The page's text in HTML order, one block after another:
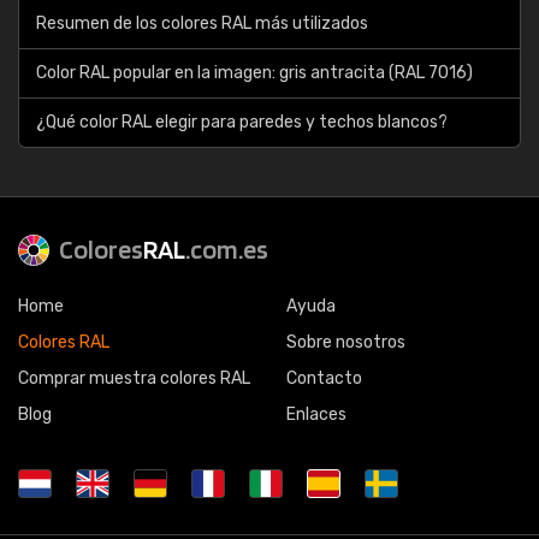
Resumen de los colores RAL más utilizados
Color RAL popular en la imagen: gris antracita (RAL 7016)
¿Qué color RAL elegir para paredes y techos blancos?
ColoresRAL.com.es
Home
Colores RAL
Comprar muestra colores RAL
Blog
Ayuda
Sobre nosotros
Contacto
Enlaces